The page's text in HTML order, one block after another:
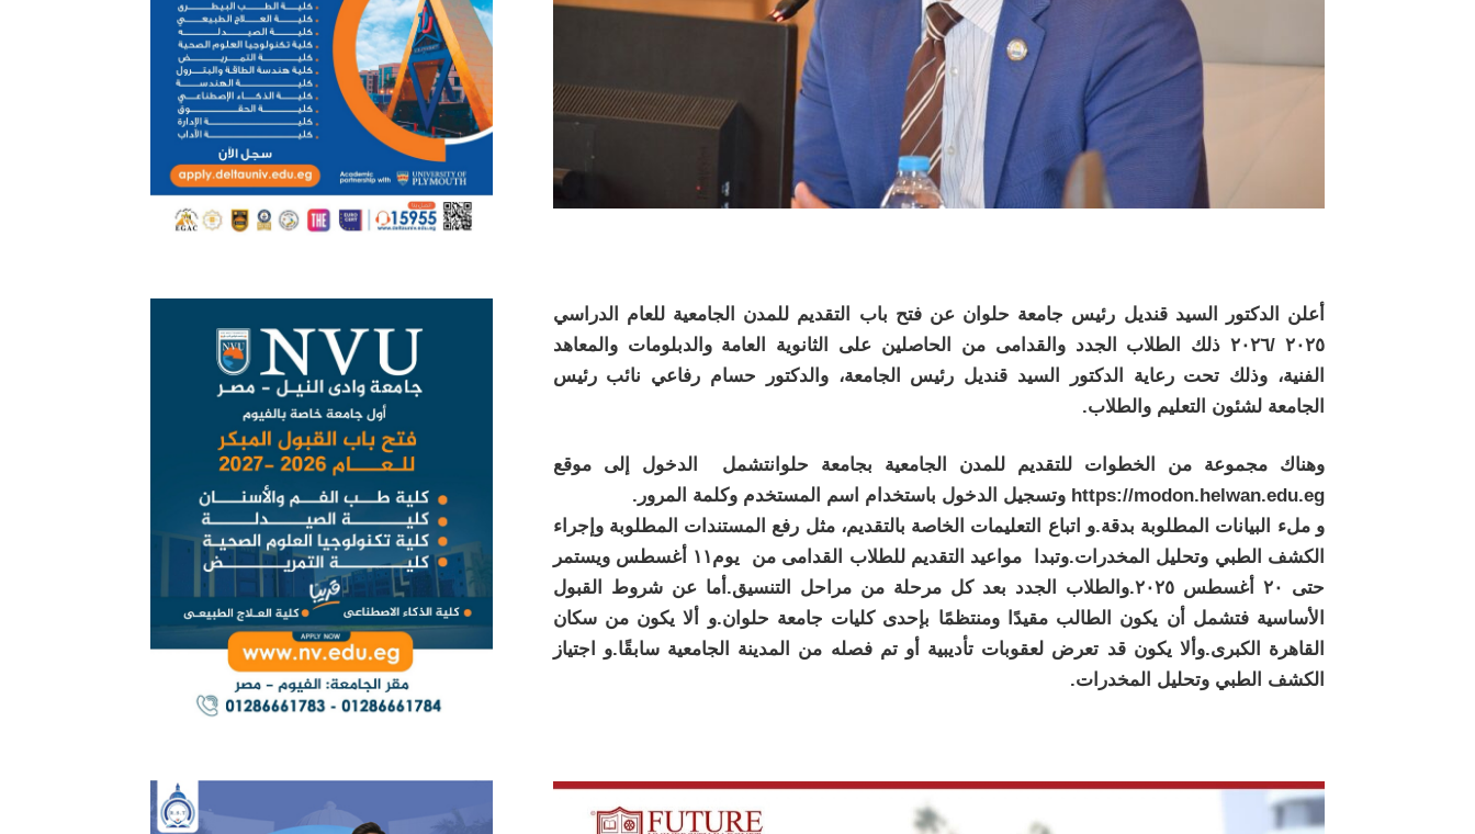
أعلن الدكتور السيد قنديل رئيس جامعة حلوان عن فتح باب التقديم للمدن الجامعية للعام الدراسي
٢٠٢٥ /٢٠٢٦ ذلك الطلاب الجدد والقدامى من الحاصلين على الثانوية العامة والدبلومات والمعاهد
الفنية، وذلك تحت رعاية الدكتور السيد قنديل رئيس الجامعة، والدكتور حسام رفاعي نائب رئيس
الجامعة لشئون التعليم والطلاب.
وهناك مجموعة من الخطوات للتقديم للمدن الجامعية بجامعة حلوانتشمل الدخول إلى موقع
https://modon.helwan.edu.eg وتسجيل الدخول باستخدام اسم المستخدم وكلمة المرور.
و ملء البيانات المطلوبة بدقة.و اتباع التعليمات الخاصة بالتقديم، مثل رفع المستندات المطلوبة وإجراء
الكشف الطبي وتحليل المخدرات.وتبدا مواعيد التقديم للطلاب القدامى من يوم١١ أغسطس ويستمر
حتى ٢٠ أغسطس ٢٠٢٥.والطلاب الجدد بعد كل مرحلة من مراحل التنسيق.أما عن شروط القبول
الأساسية فتشمل أن يكون الطالب مقيدًا ومنتظمًا بإحدى كليات جامعة حلوان.و ألا يكون من سكان
القاهرة الكبرى.وألا يكون قد تعرض لعقوبات تأديبية أو تم فصله من المدينة الجامعية سابقًا.و اجتياز
الكشف الطبي وتحليل المخدرات.